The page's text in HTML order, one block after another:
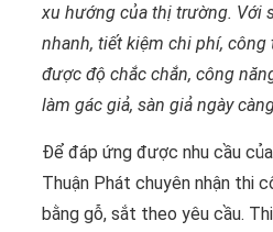
xu hướng của thị trường. Với
nhanh, tiết kiệm chi phí, công
được độ chắc chắn, công
làm gác giả, sàn giả ngày
Để đáp ứng được nhu cầu
Thuận Phát chuyên nhận thi
bằng gỗ, sắt theo yêu cầu.